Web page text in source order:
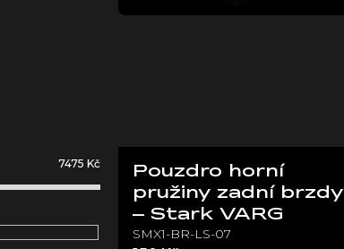
7475 Kč
Pouzdro horní
pružiny zadní brzdy
– Stark VARG
SMX1-BR-LS-07